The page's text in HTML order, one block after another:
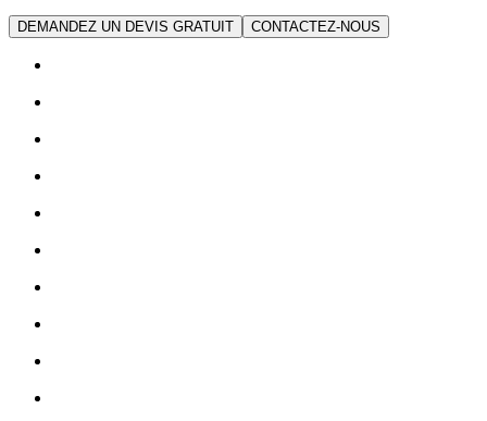
DEMANDEZ UN DEVIS GRATUIT CONTACTEZ-NOUS